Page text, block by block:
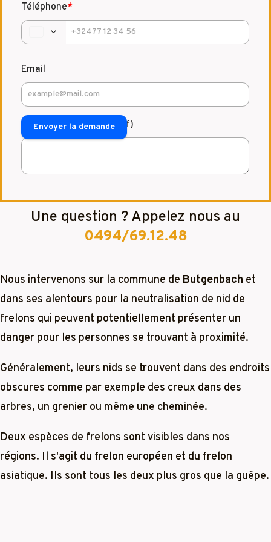
Téléphone*
Email
Commentaire (facultatif)
Envoyer la demande
Une question ? Appelez nous au
0494/69.12.48
Nous intervenons sur la commune de Butgenbach et
dans ses alentours pour la neutralisation de nid de
frelons qui peuvent potentiellement présenter un
danger pour les personnes se trouvant à proximité.
Généralement, leurs nids se trouvent dans des endroits
obscures comme par exemple des creux dans des
arbres, un grenier ou même une cheminée.
Deux espèces de frelons sont visibles dans nos
régions. Il s'agit du frelon européen et du frelon
asiatique. Ils sont tous les deux plus gros que la guêpe.